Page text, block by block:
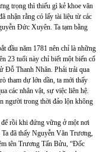
trọng thì thiếu gì kẻ khoe văn
nhận rằng có lấy tài liệu từ các
Đức Xuyên. Ta tạm bằng
đầu năm 1781 nên chỉ là những
23 tuổi này chỉ biết một biến cố
Đỗ Thanh Nhân. Phải trải qua
tham dự lớn dần, ta mới thấy
các nhân vật, sự việc liên hệ.
người trong thời đảo lộn không
để rồi khi đứng vững ở một nơi
đã thấy Nguyễn Văn Trương,
tên Trương Tấn Bửu, “Đốc